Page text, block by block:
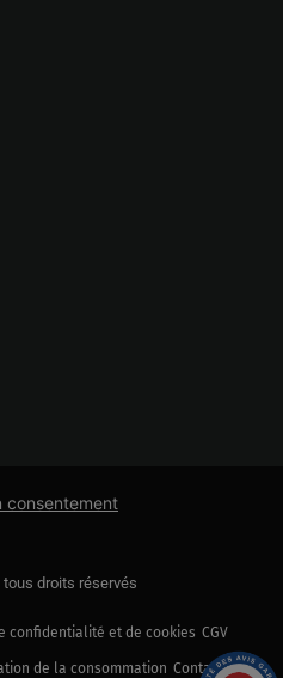
consentement
droits réservés
confidentialité et de cookies CGV
de la consommation Contact